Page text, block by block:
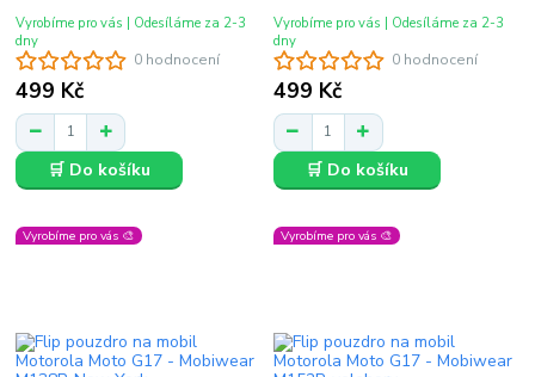
0 hodnocení
499 Kč
Vyrobíme pro vás | Odesíláme za 2-3
dny
🛒 Do košíku
0 hodnocení
499 Kč
Vyrobíme pro vás | Odesíláme za 2-3
dny
🛒 Do košíku
Vyrobíme pro vás 🎨 Vyrobíme pro vás 🎨